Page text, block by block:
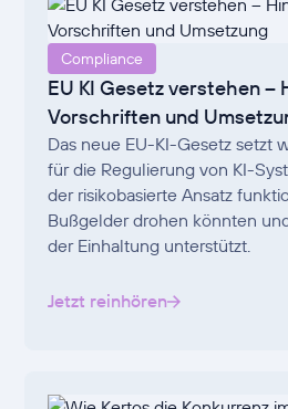
Compliance
EU KI Gesetz verstehen –
Vorschriften und
Das neue EU-KI-Gesetz setzt
für die Regulierung von KI-
der risikobasierte Ansatz
Bußgelder drohen könnten
der Einhaltung unterstützt.
Jetzt reinhören